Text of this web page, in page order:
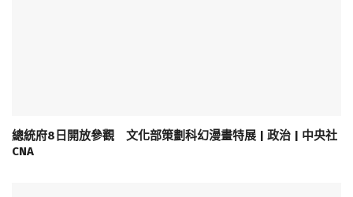
總統府8日開放參觀 文化部策劃科幻漫畫特展 | 政治 | 中央社
CNA